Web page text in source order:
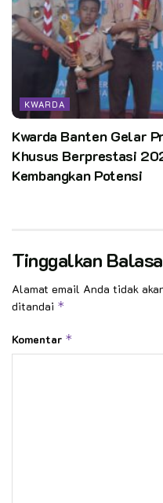
KWARDA
Kwarda Banten Gelar
Khusus Berprestasi
Kembangkan Potensi
Tinggalkan
Alamat email Anda tidak
ditandai *
Komentar *